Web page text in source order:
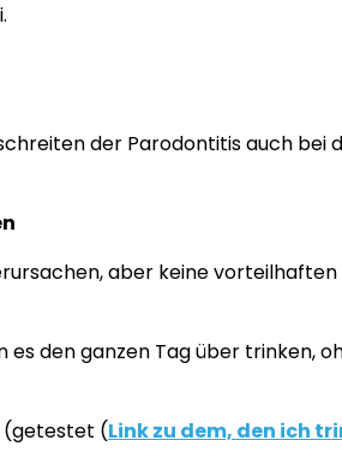
der Parodontitis auch
aber keine
den ganzen Tag über trinken,
(getestet (Link zu dem, den ich